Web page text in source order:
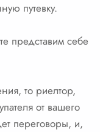
путевку.
представим себе
то риелтор,
от вашего
переговоры, и,